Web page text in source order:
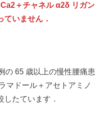
＋チャネル α2δ リガン
ていません．
の 65 歳以上の慢性腰痛患
マドール＋アセトアミノ
たています．